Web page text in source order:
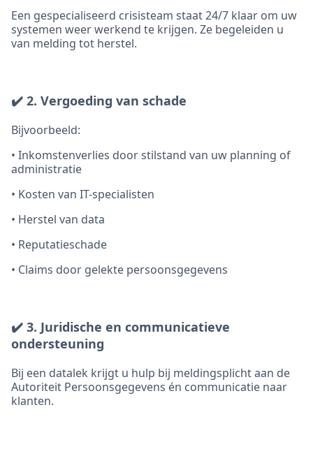
Een gespecialiseerd crisisteam staat 24/7 klaar om uw
systemen weer werkend te krijgen. Ze begeleiden u
van melding tot herstel.
✔️ 2. Vergoeding van schade
Bijvoorbeeld:
• Inkomstenverlies door stilstand van uw planning of
administratie
• Kosten van IT-specialisten
• Herstel van data
• Reputatieschade
• Claims door gelekte persoonsgegevens
✔️ 3. Juridische en communicatieve
ondersteuning
Bij een datalek krijgt u hulp bij meldingsplicht aan de
Autoriteit Persoonsgegevens én communicatie naar
klanten.